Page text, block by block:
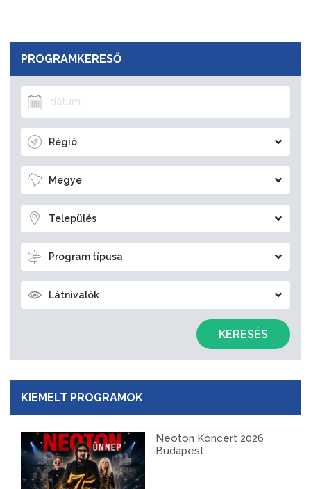
PROGRAMKERESŐ
Régió
Megye
Település
Program típusa
Látnivalók
KERESÉS
KIEMELT PROGRAMOK
Neoton Koncert 2026
Budapest